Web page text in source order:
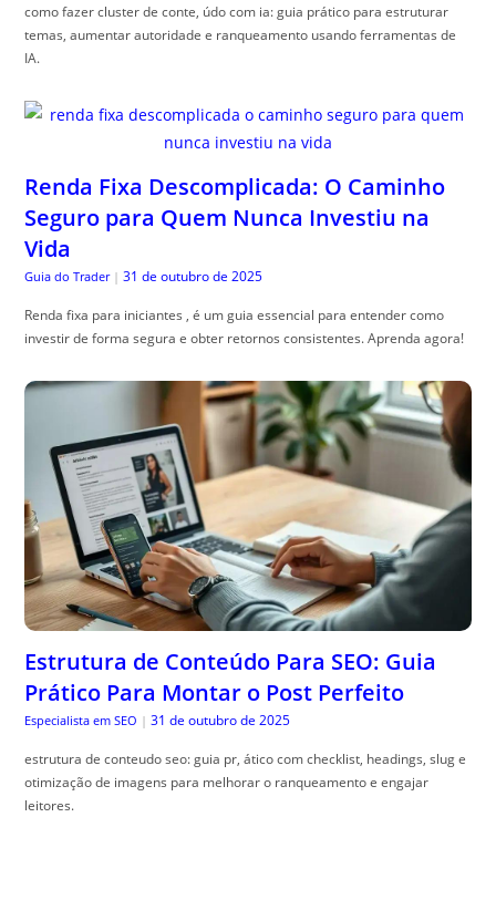
como fazer cluster de conte, údo com ia: guia prático para estruturar
temas, aumentar autoridade e ranqueamento usando ferramentas de
IA.
Renda Fixa Descomplicada: O Caminho
Seguro para Quem Nunca Investiu na
Vida
Guia do Trader | 31 de outubro de 2025
Renda fixa para iniciantes , é um guia essencial para entender como
investir de forma segura e obter retornos consistentes. Aprenda agora!
Estrutura de Conteúdo Para SEO: Guia
Prático Para Montar o Post Perfeito
Especialista em SEO | 31 de outubro de 2025
estrutura de conteudo seo: guia pr, ático com checklist, headings, slug e
otimização de imagens para melhorar o ranqueamento e engajar
leitores.